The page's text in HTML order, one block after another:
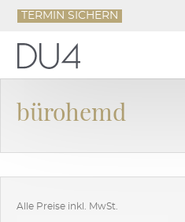
TERMIN SICHERN
bürohemd
Alle Preise inkl. MwSt.